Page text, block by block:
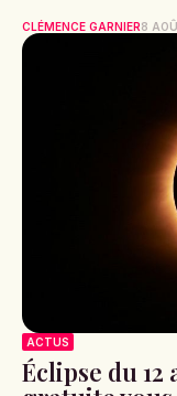
CLÉMENCE GARNIER8
ACTUS
Éclipse du 12